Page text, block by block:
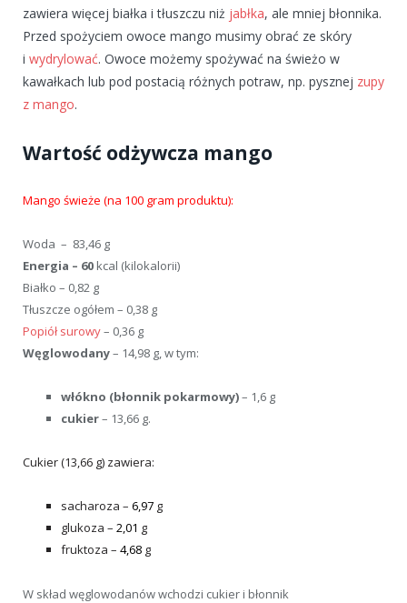
zawiera więcej białka i tłuszczu niż jabłka, ale mniej błonnika.
Przed spożyciem owoce mango musimy obrać ze skóry
i wydrylować. Owoce możemy spożywać na świeżo w
kawałkach lub pod postacią różnych potraw, np. pysznej zupy
z mango.
Wartość odżywcza mango
Mango świeże (na 100 gram produktu):
Woda – 83,46 g
Energia – 60 kcal (kilokalorii)
Białko – 0,82 g
Tłuszcze ogółem – 0,38 g
Popiół surowy– 0,36 g
Węglowodany– 14,98 g, w tym:
włókno (błonnik pokarmowy)– 1,6 g
cukier– 13,66 g.
Cukier (13,66 g) zawiera:
sacharoza – 6,97 g
glukoza – 2,01 g
fruktoza – 4,68 g
W skład węglowodanów wchodzi cukier i błonnik